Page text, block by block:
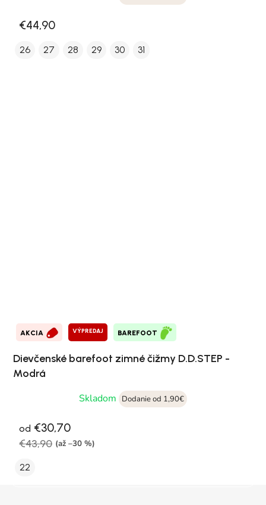
€44,90
26 27 28 29 30 31
AKCIA VÝPREDAJ BAREFOOT
Dievčenské barefoot zimné čižmy D.D.STEP -
Modrá
Skladom
Dodanie od 1,90€
od €30,70
€43,90 (až –30 %)
22